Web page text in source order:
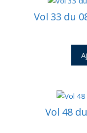
Vol 33 du
Vol 48